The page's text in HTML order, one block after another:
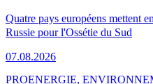
Quatre pays européens mettent
Russie pour l'Ossétie du Sud
07.08.2026
PROENERGIE,